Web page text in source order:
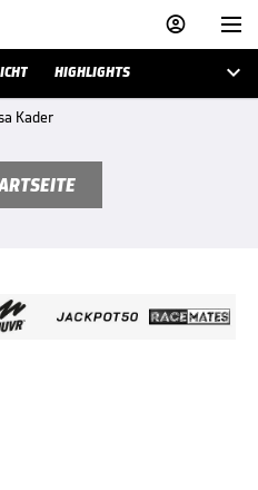


HIGHLIGHTS 
Kader